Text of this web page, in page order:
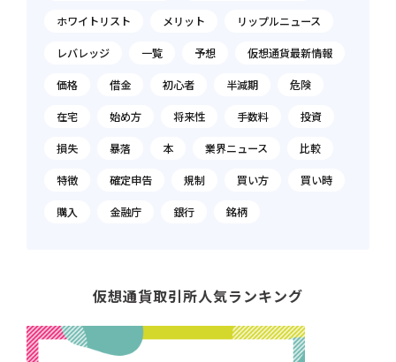
ホワイトリスト
メリット
リップルニュース
レバレッジ
一覧 予想
仮想通貨最新情報
価格
借金 初心者 半減期
危険
在宅
始め方 将来性 手数料
投資
損失
暴落 本 業界ニュース
比較
特徴
確定申告 規制 買い方
買い時
購入
金融庁 銀行 銘柄
仮想通貨取引所人気ランキング